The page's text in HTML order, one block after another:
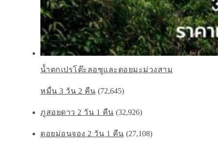
น้ำตกเปรโต๊ะลอซูและดอยมะม่วงสาม
หมื่น 3 วัน 2 คืน (72,645)
ภูสอยดาว 2 วัน 1 คืน (32,926)
ดอยม่อนจอง 2 วัน 1 คืน (27,108)